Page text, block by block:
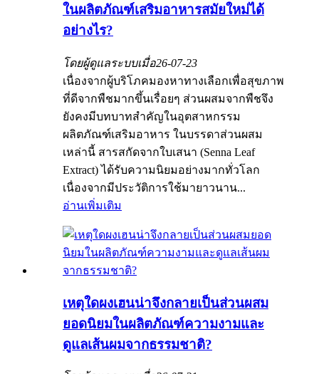
ในผลิตภัณฑ์เสริมอาหารสมัยใหม่ได้
อย่างไร?
โดยผู้ดูแลระบบเมื่อ26-07-23
เนื่องจากผู้บริโภคมองหาทางเลือกเพื่อสุขภาพ
ที่ดีจากพืชมากขึ้นเรื่อยๆ ส่วนผสมจากพืชจึง
ยังคงมีบทบาทสำคัญในอุตสาหกรรม
ผลิตภัณฑ์เสริมอาหาร ในบรรดาส่วนผสม
เหล่านี้ สารสกัดจากใบเสนา (Senna Leaf
Extract) ได้รับความนิยมอย่างมากทั่วโลก
เนื่องจากมีประวัติการใช้มายาวนาน...
อ่านเพิ่มเติม
เหตุใดผงเฮนน่าจึงกลายเป็นส่วนผสม
ยอดนิยมในผลิตภัณฑ์ความงามและ
ดูแลเส้นผมจากธรรมชาติ?